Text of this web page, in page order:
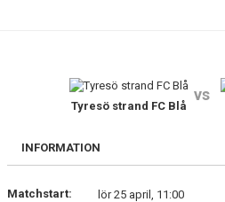
BILDGALLERI
DOKUMENT
Tyresö strand FC Blå
vs
INFORMATION
Matchstart:
lör 25 april, 11:00